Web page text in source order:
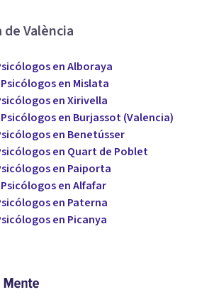
de València
en Alboraya
en Mislata
en Xirivella
en Burjassot (Valencia)
en Benetússer
en Quart de Poblet
en Paiporta
en Alfafar
en Paterna
en Picanya